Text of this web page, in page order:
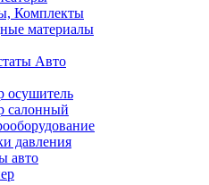
Комплекты
материалы
Авто
осушитель
салонный
давления
авто